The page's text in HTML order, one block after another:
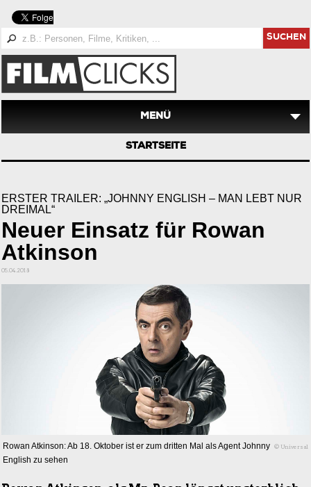
SUCHEN
MENÜ
STARTSEITE
ERSTER TRAILER: „JOHNNY ENGLISH – MAN LEBT NUR
DREIMAL“
Neuer Einsatz für Rowan
Atkinson
05.04.2018
Rowan Atkinson: Ab 18. Oktober ist er zum dritten Mal als Agent Johnny
English zu sehen
© Universal